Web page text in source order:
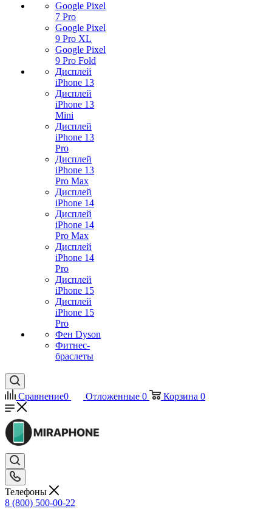
Google Pixel
7 Pro
Google Pixel
9 Pro XL
Google Pixel
9 Pro Fold
Дисплей
iPhone 13
Дисплей
iPhone 13
Mini
Дисплей
iPhone 13
Pro
Дисплей
iPhone 13
Pro Max
Дисплей
iPhone 14
Дисплей
iPhone 14
Pro Max
Дисплей
iPhone 14
Pro
Дисплей
iPhone 15
Дисплей
iPhone 15
Pro
Фен Dyson
Фитнес-
браслеты
Сравнение0 Отложенные 0 Корзина 0
Телефоны
8 (800) 500-00-22